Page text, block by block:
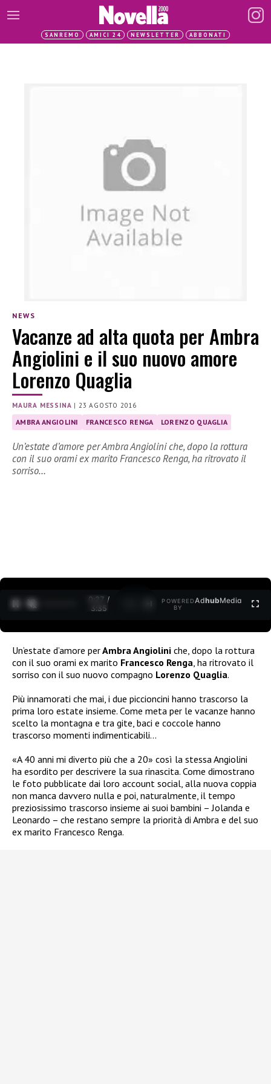
SANREMO AMICI 24 NEWSLETTER ABBONATI
NEWS
Vacanze ad alta quota per Ambra
Angiolini e il suo nuovo amore
Lorenzo Quaglia
MAURA MESSINA | 23 AGOSTO 2016
AMBRA ANGIOLINI FRANCESCO RENGA LORENZO QUAGLIA
Un’estate d’amore per Ambra Angiolini che, dopo la rottura
con il suo orami ex marito Francesco Renga, ha ritrovato il
sorriso…
0:27 /
3:35
POWERED
BY
AdhubMedia
Un’estate d’amore perAmbra Angiolini che, dopo la rottura
con il suo orami ex marito Francesco Renga , ha ritrovato il
sorriso con il suo nuovo compagno Lorenzo Quaglia.
Più innamorati che mai, i due piccioncini hanno trascorso la
prima loro estate insieme. Come meta per le vacanze hanno
scelto la montagna e tra gite, baci e coccole hanno
trascorso momenti indimenticabili…
«A 40 anni mi diverto più che a 20» così la stessa Angiolini
ha esordito per descrivere la sua rinascita. Come dimostrano
le foto pubblicate dai loro account social, alla nuova coppia
non manca davvero nulla e poi, naturalmente, il tempo
preziosissimo trascorso insieme ai suoi bambini – Jolanda e
Leonardo – che restano sempre la priorità di Ambra e del suo
ex marito Francesco Renga.